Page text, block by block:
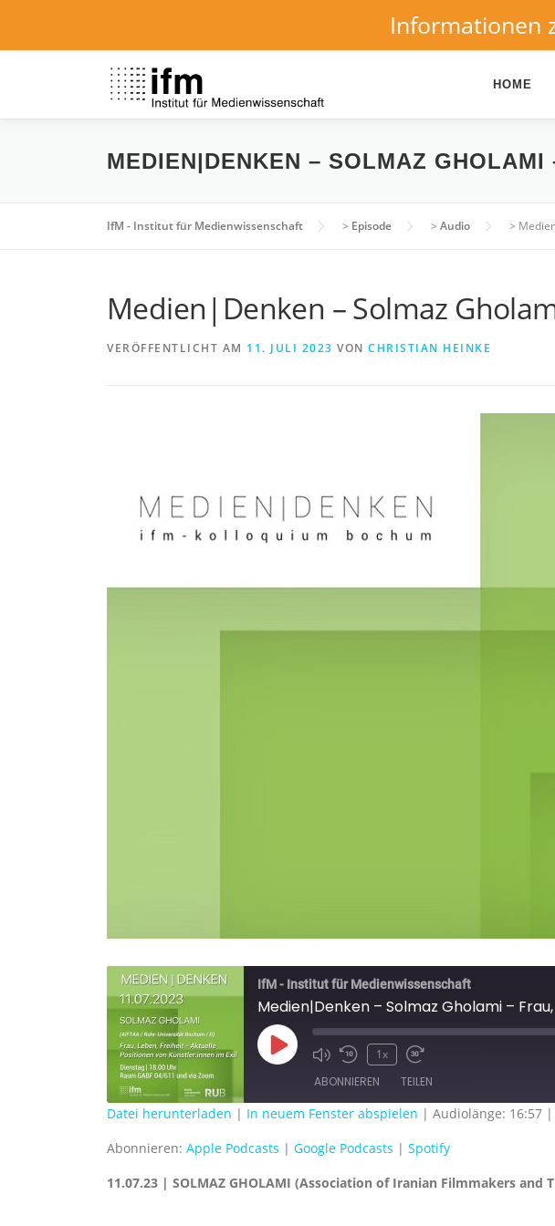
HOME
MEDIEN|DENKEN – SOLMAZ
IfM - Institut für Medienwissenschaft > Episode > Audio >
Medien|Denken – Solmaz
VERÖFFENTLICHT AM 11. JULI 2023 VON CHRISTIAN HEINKE
IfM - Institut für Medienwissenschaft
Medien|Denken – Solmaz Gholami –
Play
Episode
1x
ABONNIEREN TEILEN
RSS FEED
TEILEN
LINK
Datei herunterladen | In neuem Fenster abspielen | Audiolänge: 16:57 |
Abonnieren: Apple Podcasts | Google Podcasts | Spotify
11.07.23 | SOLMAZ GHOLAMI (Association of Iranian Filmmakers
Informationen